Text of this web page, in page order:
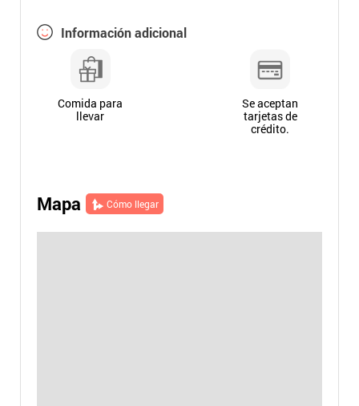
Información adicional
Comida para
llevar
Se aceptan
tarjetas de
crédito.
Mapa Cómo llegar